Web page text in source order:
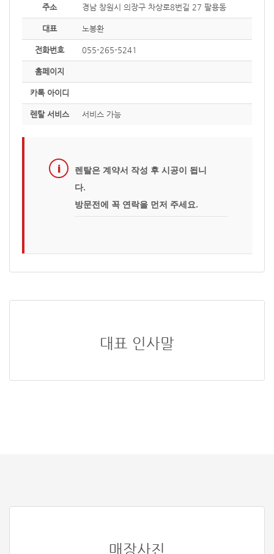
주소 경남 창원시 의장구 차상로8번길 27 팔용동
대표 노봉환
전화번호 055-265-5241
홈페이지
카톡 아이디
렌탈 서비스 서비스 가능
렌탈은 계약서 작성 후 시공이 됩니
다.
방문전에 꼭 연락을 먼저 주세요.
대표 인사말
매장사진